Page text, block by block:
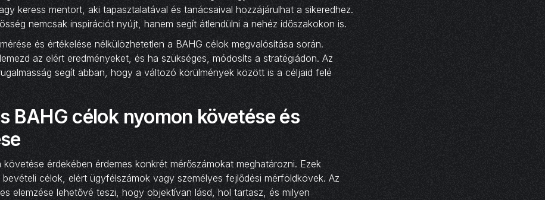
keress mentort, aki tapasztalatával és tanácsaival hozzájárulhat a sikeredhez.
nemcsak inspirációt nyújt, hanem segít átlendülni a nehéz időszakokon is.
és értékelése nélkülözhetetlen a BAHG célok megvalósítása során.
az elért eredményeket, és ha szükséges, módosíts a stratégiádon. Az
segít abban, hogy a változó körülmények között is a céljaid felé
BAHG célok nyomon követése és
érdekében érdemes konkrét mérőszámokat meghatározni. Ezek
bevételi célok, elért ügyfélszámok vagy személyes fejlődési mérföldkövek. Az
elemzése lehetővé teszi, hogy objektívan lásd, hol tartasz, és milyen